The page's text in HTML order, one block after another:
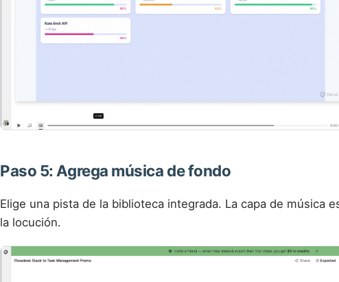
Paso 5: Agrega música de fondo
Elige una pista de la biblioteca integrada. La capa de música
la locución.